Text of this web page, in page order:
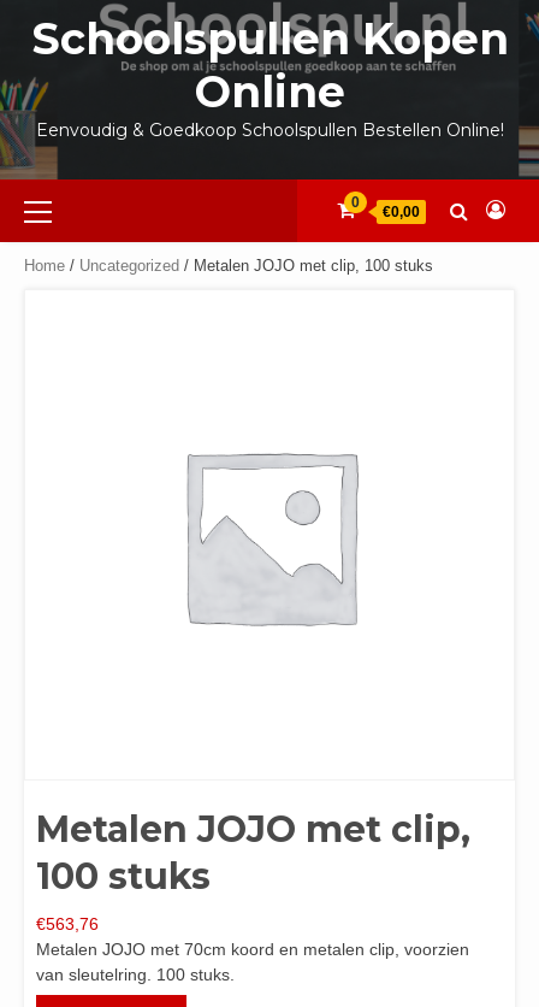
inhoud
Schoolspullen Kopen
Online
Eenvoudig & Goedkoop Schoolspullen Bestellen Online!
Primair
menu
0
€0,00
Home / Uncategorized / Metalen JOJO met clip, 100 stuks
Metalen JOJO met clip,
100 stuks
€563,76
Metalen JOJO met 70cm koord en metalen clip, voorzien
van sleutelring. 100 stuks.